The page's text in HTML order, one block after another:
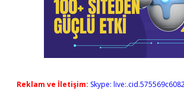
Reklam ve İletişim: Skype: